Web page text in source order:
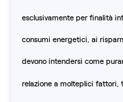
esclusivamente per finalità
consumi energetici, ai
devono intendersi come
relazione a molteplici fattori,